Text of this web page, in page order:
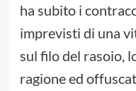
ha subito i
imprevisti di una
sul filo del rasoio,
ragione ed